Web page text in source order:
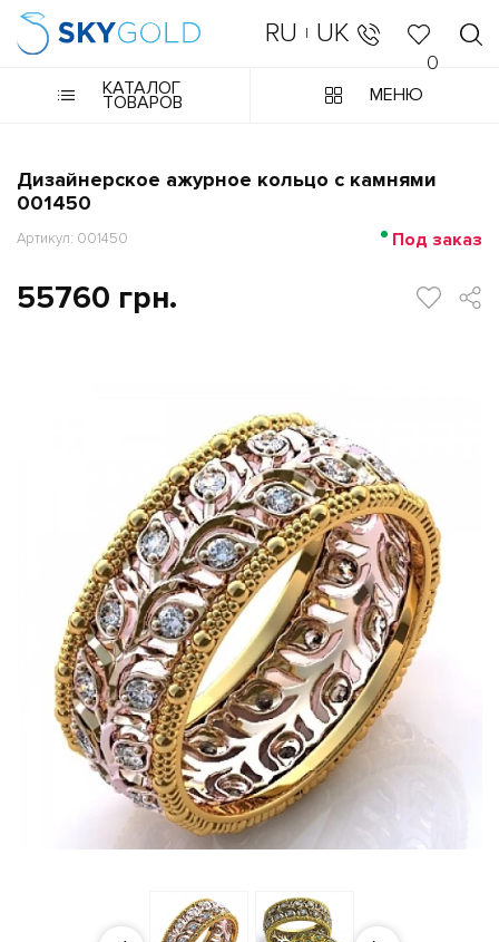
RU | UK
0
КАТАЛОГ
ТОВАРОВ МЕНЮ
Дизайнерское ажурное кольцо с камнями
001450
Артикул: 001450 Под заказ
55760 грн.